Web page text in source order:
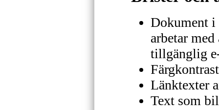
Dokument i
arbetar
tillgänglig
Länktexter
Text som